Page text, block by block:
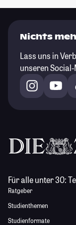
Nichts
Lass uns in
unseren
Für alle unter 30:
Ratgeber
Studienthemen
Studienformate